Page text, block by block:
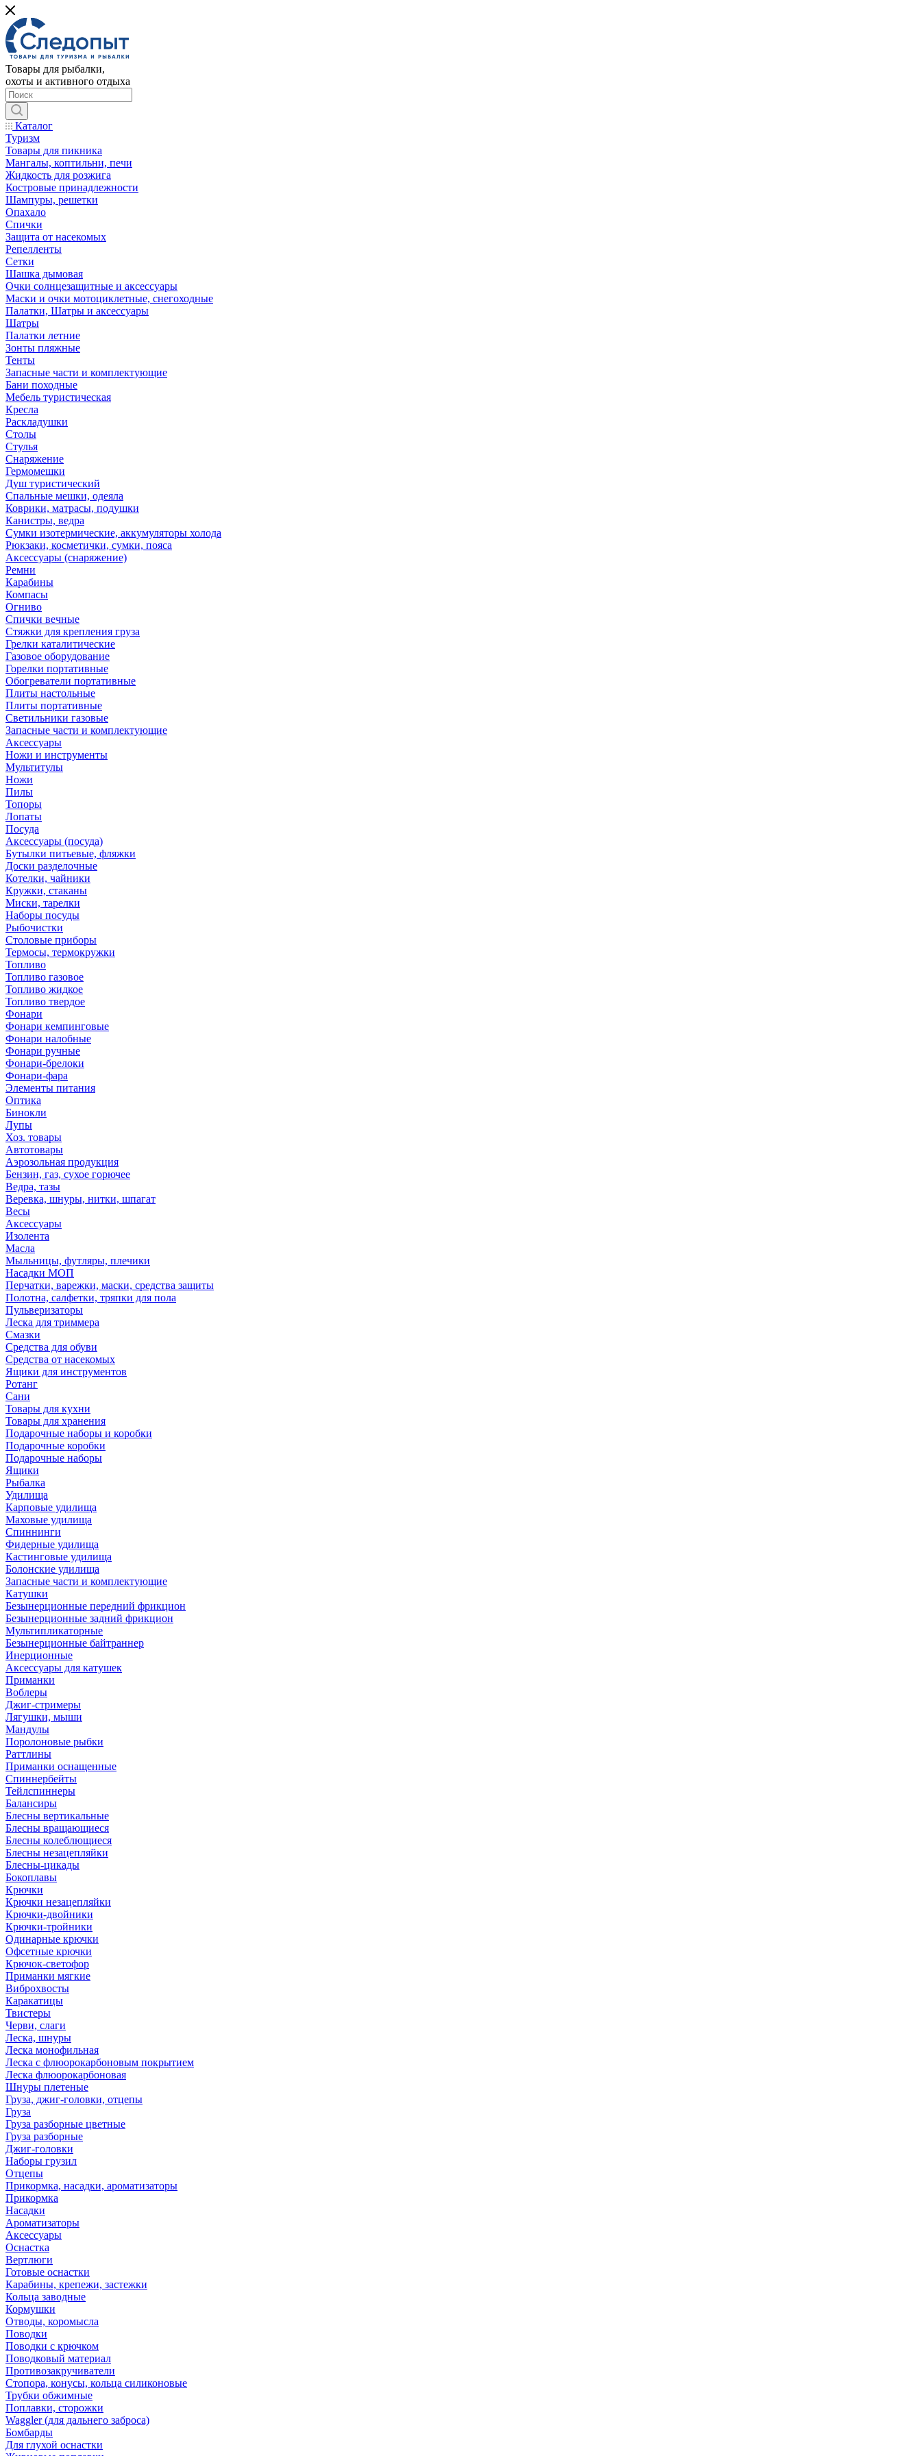
Товары для рыбалки,
охоты и активного отдыха
Каталог
Туризм
Товары для пикника
Мангалы, коптильни, печи
Жидкость для розжига
Костровые принадлежности
Шампуры, решетки
Опахало
Спички
Защита от насекомых
Репелленты
Сетки
Шашка дымовая
Очки солнцезащитные и аксессуары
Маски и очки мотоциклетные, снегоходные
Палатки, Шатры и аксессуары
Шатры
Палатки летние
Зонты пляжные
Тенты
Запасные части и комплектующие
Бани походные
Мебель туристическая
Кресла
Раскладушки
Столы
Стулья
Снаряжение
Гермомешки
Душ туристический
Спальные мешки, одеяла
Коврики, матрасы, подушки
Канистры, ведра
Сумки изотермические, аккумуляторы холода
Рюкзаки, косметички, сумки, пояса
Аксессуары (снаряжение)
Ремни
Карабины
Компасы
Огниво
Спички вечные
Стяжки для крепления груза
Грелки каталитические
Газовое оборудование
Горелки портативные
Обогреватели портативные
Плиты настольные
Плиты портативные
Светильники газовые
Запасные части и комплектующие
Аксессуары
Ножи и инструменты
Мультитулы
Ножи
Пилы
Топоры
Лопаты
Посуда
Аксессуары (посуда)
Бутылки питьевые, фляжки
Доски разделочные
Котелки, чайники
Кружки, стаканы
Миски, тарелки
Наборы посуды
Рыбочистки
Столовые приборы
Термосы, термокружки
Топливо
Топливо газовое
Топливо жидкое
Топливо твердое
Фонари
Фонари кемпинговые
Фонари налобные
Фонари ручные
Фонари-брелоки
Фонари-фара
Элементы питания
Оптика
Бинокли
Лупы
Хоз. товары
Автотовары
Аэрозольная продукция
Бензин, газ, сухое горючее
Ведра, тазы
Веревка, шнуры, нитки, шпагат
Весы
Аксессуары
Изолента
Масла
Мыльницы, футляры, плечики
Насадки МОП
Перчатки, варежки, маски, средства защиты
Полотна, салфетки, тряпки для пола
Пульверизаторы
Леска для триммера
Смазки
Средства для обуви
Средства от насекомых
Ящики для инструментов
Ротанг
Сани
Товары для кухни
Товары для хранения
Подарочные наборы и коробки
Подарочные коробки
Подарочные наборы
Ящики
Рыбалка
Удилища
Карповые удилища
Маховые удилища
Спиннинги
Фидерные удилища
Кастинговые удилища
Болонские удилища
Запасные части и комплектующие
Катушки
Безынерционные передний фрикцион
Безынерционные задний фрикцион
Мультипликаторные
Безынерционные байтраннер
Инерционные
Аксессуары для катушек
Приманки
Воблеры
Джиг-стримеры
Лягушки, мыши
Мандулы
Поролоновые рыбки
Раттлины
Приманки оснащенные
Спиннербейты
Тейлспиннеры
Балансиры
Блесны вертикальные
Блесны вращающиеся
Блесны колеблющиеся
Блесны незацепляйки
Блесны-цикады
Бокоплавы
Крючки
Крючки незацепляйки
Крючки-двойники
Крючки-тройники
Одинарные крючки
Офсетные крючки
Крючок-светофор
Приманки мягкие
Виброхвосты
Каракатицы
Твистеры
Черви, слаги
Леска, шнуры
Леска монофильная
Леска с флюорокарбоновым покрытием
Леска флюорокарбоновая
Шнуры плетеные
Груза, джиг-головки, отцепы
Груза
Груза разборные цветные
Груза разборные
Джиг-головки
Наборы грузил
Отцепы
Прикормка, насадки, ароматизаторы
Прикормка
Насадки
Ароматизаторы
Аксессуары
Оснастка
Вертлюги
Готовые оснастки
Карабины, крепежи, застежки
Кольца заводные
Кормушки
Отводы, коромысла
Поводки
Поводки с крючком
Поводковый материал
Противозакручиватели
Стопора, конусы, кольца силиконовые
Трубки обжимные
Поплавки, сторожки
Waggler (для дальнего заброса)
Бомбарды
Для глухой оснастки